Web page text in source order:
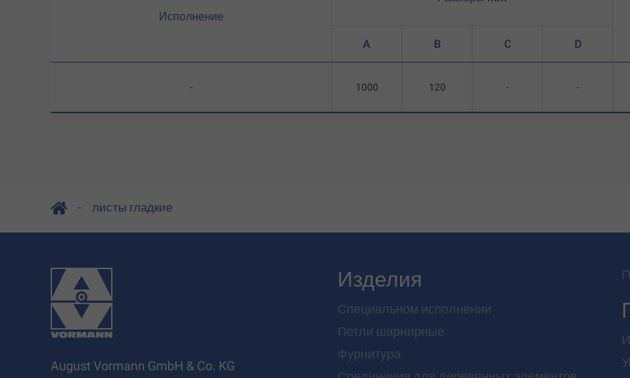
Исполнение
-
A B C D
1000 120 - -
листы гладкие
August Vormann GmbH & Co. KG
Изделия
Специальном исполнении
Петли шарнирные
Фурнитура